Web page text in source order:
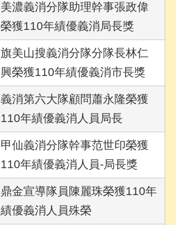
美濃義消分隊助理幹事張政偉
榮獲110年績優義消局長獎
旗美山搜義消分隊分隊長林仁
興榮獲110年績優義消市長獎
義消第六大隊顧問蕭永隆榮獲
110年績優義消人員局長
甲仙義消分隊幹事范世印榮獲
110年績優義消人員-局長獎
鼎金宣導隊員陳麗珠榮獲110年
績優義消人員殊榮